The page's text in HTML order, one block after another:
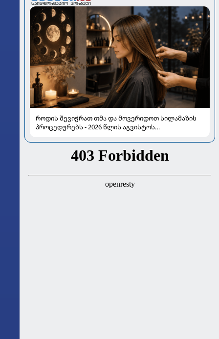
როდის შევიჭრათ თმა და მოვერიდოთ სილამაზის
პროცედურებს - 2026 წლის აგვისტოს